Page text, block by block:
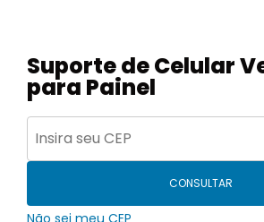
Suporte de Celular
para Painel
CONSULTAR
Não sei meu CEP